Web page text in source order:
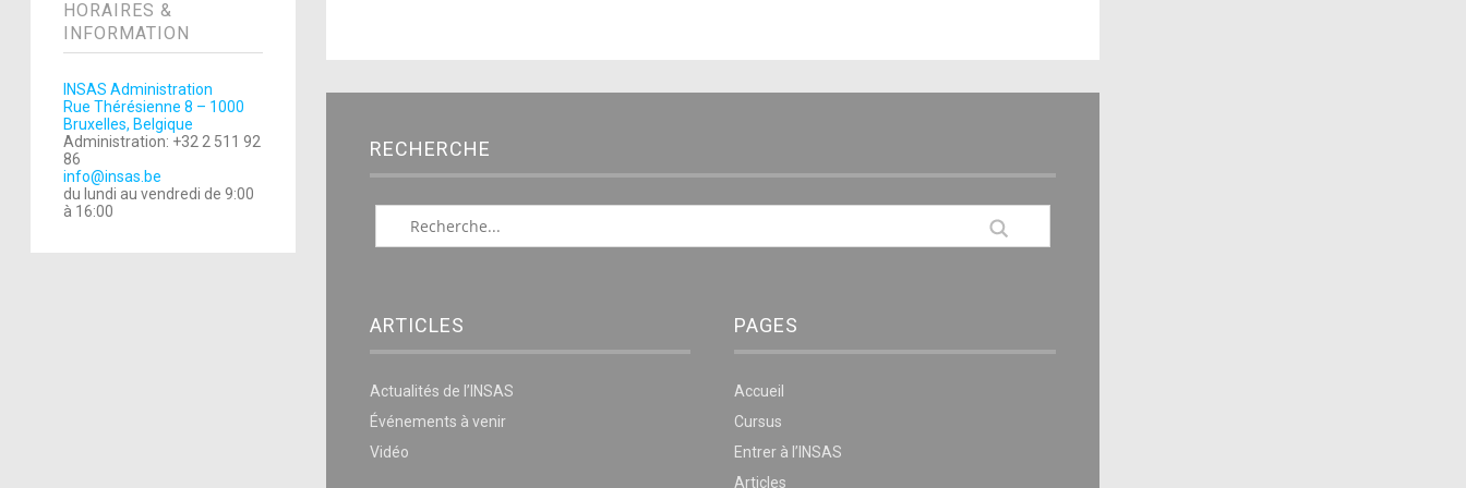
HORAIRES &
INFORMATION
INSAS Administration
Rue Thérésienne 8 – 1000
Bruxelles, Belgique
Administration: +32 2 511 92
86
info@insas.be
du lundi au vendredi de 9:00
à 16:00
RECHERCHE
ARTICLES
Actualités de l’INSAS
Événements à venir
Vidéo
PAGES
Accueil
Cursus
Entrer à l’INSAS
Articles